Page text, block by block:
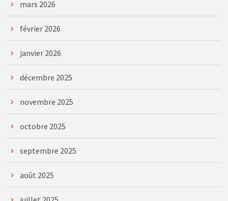
mars 2026
février 2026
janvier 2026
décembre 2025
novembre 2025
octobre 2025
septembre 2025
août 2025